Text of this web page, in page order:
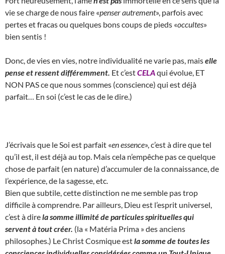
vie se charge de nous faire «penser autrement», parfois avec
pertes et fracas ou quelques bons coups de pieds «occultes»
bien sentis !
Donc, de vies en vies, notre individualité ne varie pas, maiselle
pense et ressent différemment. Et c’estCELAqui évolue, ET
NON PAS ce que nous sommes (conscience) qui est déjà
parfait… En soi (c’est le cas de le dire.)
J’écrivais que le Soi est parfait «en essence», c’est à dire que tel
qu’il est, il est déjà au top. Mais cela n’empêche pas ce quelque
chose de parfait (en nature) d’accumuler de la connaissance, de
l’expérience, de la sagesse, etc.
Bien que subtile, cette distinction ne me semble pas trop
difficile à comprendre. Par ailleurs, Dieu est l’esprit universel,
c’est à direla somme illimité de particules spirituelles qui
servent à tout créer. (la « Matéria Prima » des anciens
philosophes.) Le Christ Cosmique estla somme de toutes les